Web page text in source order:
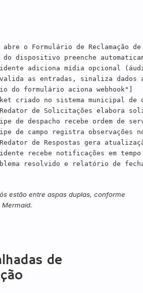
abre o Formulário de Reclamação
do dispositivo preenche
adiciona mídia opcional
as entradas, sinaliza dados
do formulário aciona webhook"]
criado no sistema municipal de
de Solicitações elabora
de despacho recebe ordem de
de campo registra observações
de Respostas gera
recebe notificações em tempo
estão entre aspas duplas, conforme
Mermaid.
de